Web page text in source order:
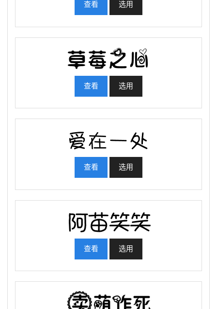
查看 选用
查看 选用
查看 选用
查看 选用